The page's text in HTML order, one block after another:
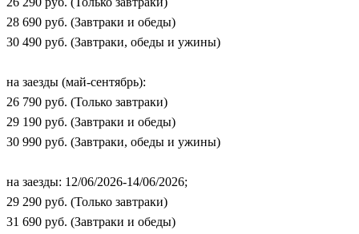
28 690 руб. (Завтраки и обеды)
30 490 руб. (Завтраки, обеды и ужины)
на заезды (май-сентябрь):
26 790 руб. (Только завтраки)
29 190 руб. (Завтраки и обеды)
30 990 руб. (Завтраки, обеды и ужины)
на заезды: 12/06/2026-14/06/2026;
29 290 руб. (Только завтраки)
31 690 руб. (Завтраки и обеды)